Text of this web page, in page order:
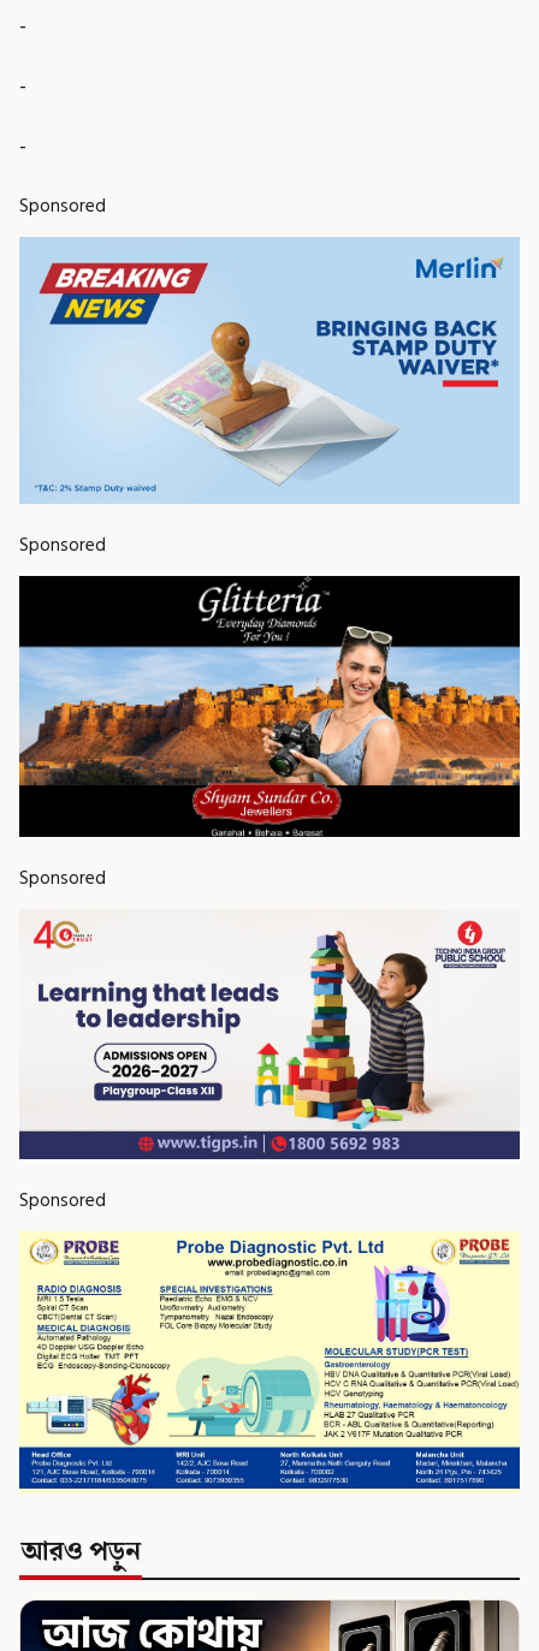
-
-
-
Sponsored
Sponsored
Sponsored
Sponsored
আরও পড়ুন